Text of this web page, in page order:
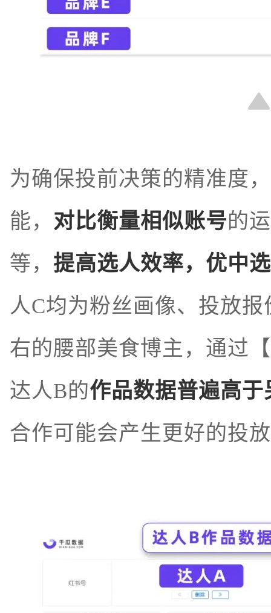
为确保投前决策的精准度
能， 对比衡量相似账号的
等， 提高选人效率，优中选
人C均为粉丝画像、投放
右的腰部美食博主，通过
达人B的作品数据普遍高于
合作可能会产生更好的投